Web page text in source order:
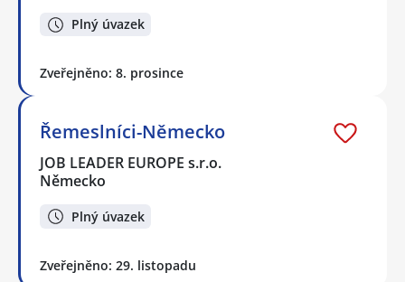
Plný úvazek
Zveřejněno: 8. prosince
Řemeslníci-Německo
JOB LEADER EUROPE s.r.o.
Německo
Plný úvazek
Zveřejněno: 29. listopadu